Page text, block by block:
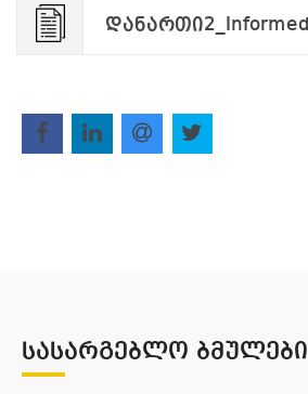
ᲡᲐᲡᲐᲠᲒᲔᲑᲚᲝ ᲑᲛᲣᲚᲔᲑᲘ